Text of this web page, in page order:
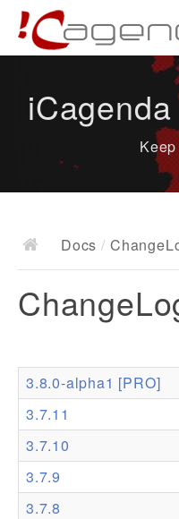
News
Docs
Documentation
Ressources
Addons
Theme Packs
Translation Packs
Docs /
3.8.0-alpha1 [PRO]
3.7.11
3.7.10
3.7.9
3.7.8